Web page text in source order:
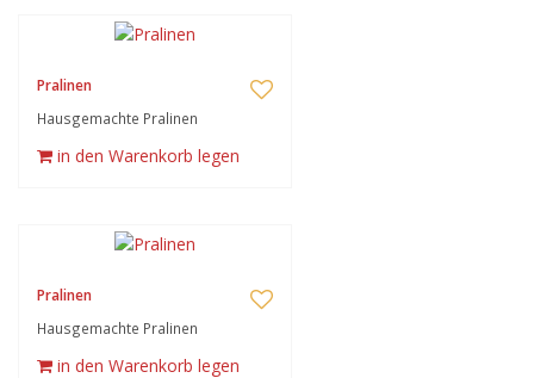
Pralinen
Hausgemachte Pralinen
in den Warenkorb legen
Pralinen
Hausgemachte Pralinen
in den Warenkorb legen